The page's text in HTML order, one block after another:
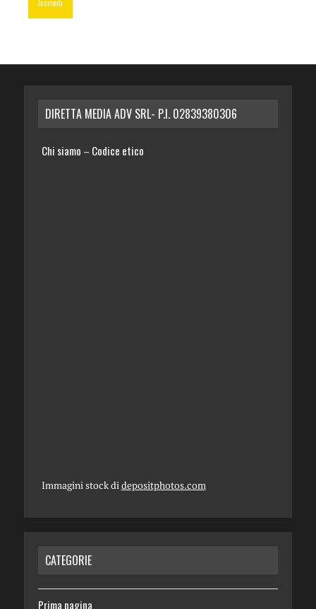
DIRETTA MEDIA ADV SRL- P.I. 02839380306
Chi siamo – Codice etico
Immagini stock di depositphotos.com
CATEGORIE
Prima pagina